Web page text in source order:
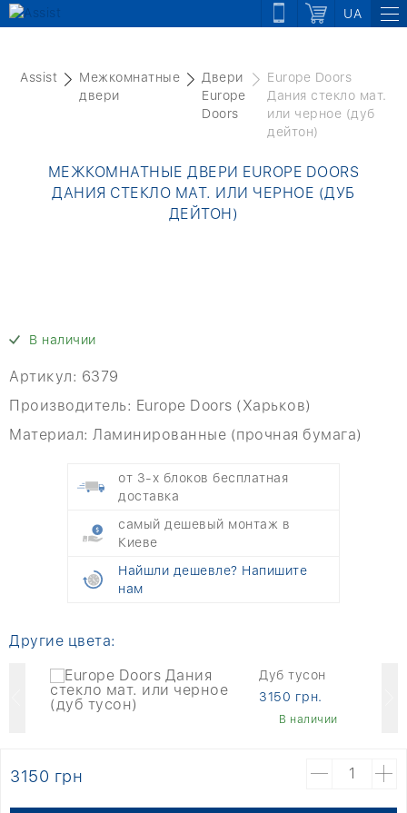
UA
Assist
Межкомнатные
двери
Двери
Europe
Doors
Europe Doors
Дания стекло мат.
или черное (дуб
дейтон)
МЕЖКОМНАТНЫЕ ДВЕРИ EUROPE DOORS
ДАНИЯ СТЕКЛО МАТ. ИЛИ ЧЕРНОЕ (ДУБ
ДЕЙТОН)
В наличии
Артикул: 6379
Производитель: Europe Doors (Харьков)
Материал: Ламинированные (прочная бумага)
от 3-х блоков бесплатная
доставка
самый дешевый монтаж в
Киеве
Найшли дешевле? Напишите
нам
Другие цвета:
Дуб тусон
3150 грн.
В наличии
3150 грн